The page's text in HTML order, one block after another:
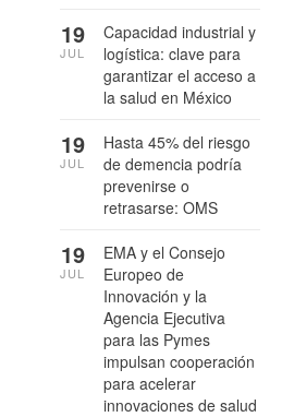
Capacidad industrial y
logística: clave para
garantizar el acceso a
la salud en México
19
JUL
Hasta 45% del riesgo
de demencia podría
prevenirse o
retrasarse: OMS
19
JUL
EMA y el Consejo
Europeo de
Innovación y la
Agencia Ejecutiva
para las Pymes
impulsan cooperación
para acelerar
innovaciones de salud
19
JUL